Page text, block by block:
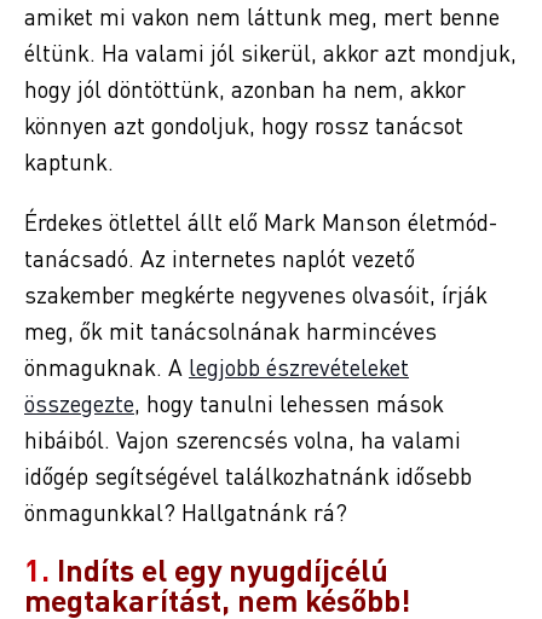
amiket mi vakon nem láttunk meg, mert benne
éltünk. Ha valami jól sikerül, akkor azt mondjuk,
hogy jól döntöttünk, azonban ha nem, akkor
könnyen azt gondoljuk, hogy rossz tanácsot
kaptunk.
Érdekes ötlettel állt elő Mark Manson életmód-
tanácsadó. Az internetes naplót vezető
szakember megkérte negyvenes olvasóit, írják
meg, ők mit tanácsolnának harmincéves
önmaguknak. A legjobb észrevételeket
összegezte, hogy tanulni lehessen mások
hibáiból. Vajon szerencsés volna, ha valami
időgép segítségével találkozhatnánk idősebb
önmagunkkal? Hallgatnánk rá?
1. Indíts el egy nyugdíjcélú
megtakarítást, nem később!